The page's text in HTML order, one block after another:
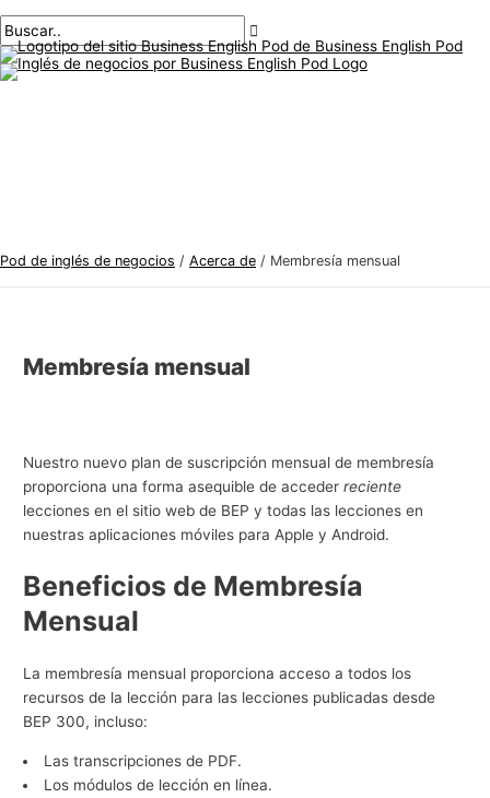
al
contenido
principal
Pod de inglés de negocios / Acerca de / Membresía mensual
Membresía mensual
Nuestro nuevo plan de suscripción mensual de membresía
proporciona una forma asequible de accederreciente
lecciones en el sitio web de BEP y todas las lecciones en
nuestras aplicaciones móviles para Apple y Android.
Beneficios de Membresía
Mensual
La membresía mensual proporciona acceso a todos los
recursos de la lección para las lecciones publicadas desde
BEP 300, incluso:
Las transcripciones de PDF.
Los módulos de lección en línea.
T
e
m
s
n
e
g
o
c
o
B
u
s